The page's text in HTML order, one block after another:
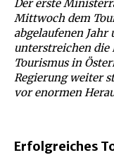
Der erste
Mittwoch dem
abgelaufenen Jahr
unterstreichen die
Tourismus in
Regierung weiter
vor enormen
Erfolgreiches